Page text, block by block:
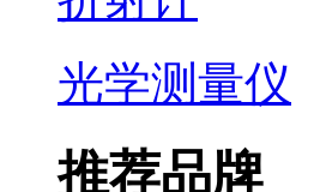
光学测量仪
推荐品牌